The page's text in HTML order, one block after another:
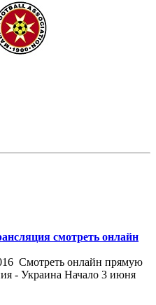
смотреть онлайн
Смотреть онлайн прямую
- Украина Начало 3 июня